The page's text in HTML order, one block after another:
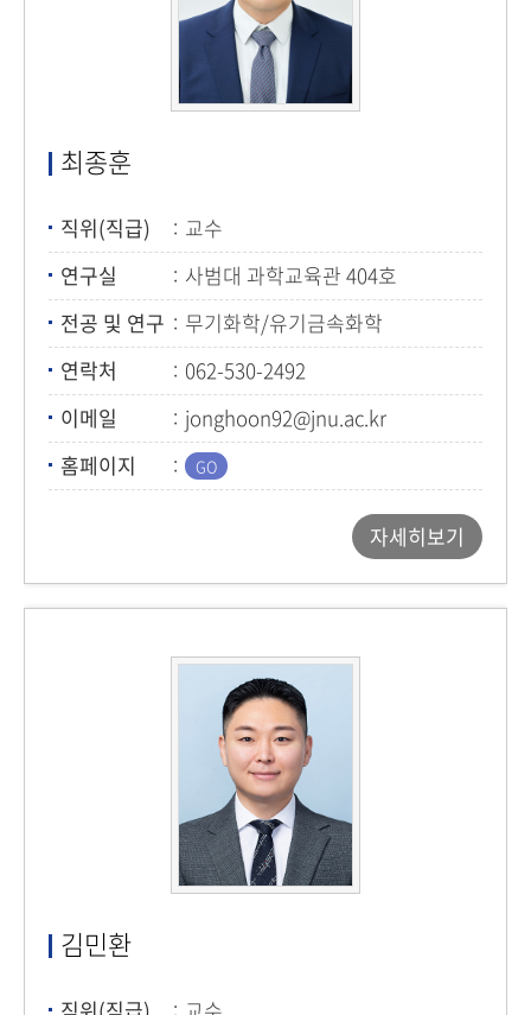
최종훈
직위(직급)
교수
연구실
사범대 과학교육관 404호
전공 및 연구
무기화학/유기금속화학
연락처
062-530-2492
이메일
jonghoon92@jnu.ac.kr
홈페이지
자세히보기
김민환